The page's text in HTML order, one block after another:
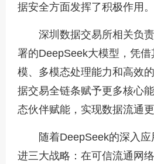
据安全方面发挥了积极作用。
深圳数据交易所相关负
署的DeepSeek大模型，凭
模、多模态处理能力和高效
据交易全链条赋予更多核心
态伙伴赋能，实现数据流通
随着DeepSeek的深入
进三大战略：在可信流通网